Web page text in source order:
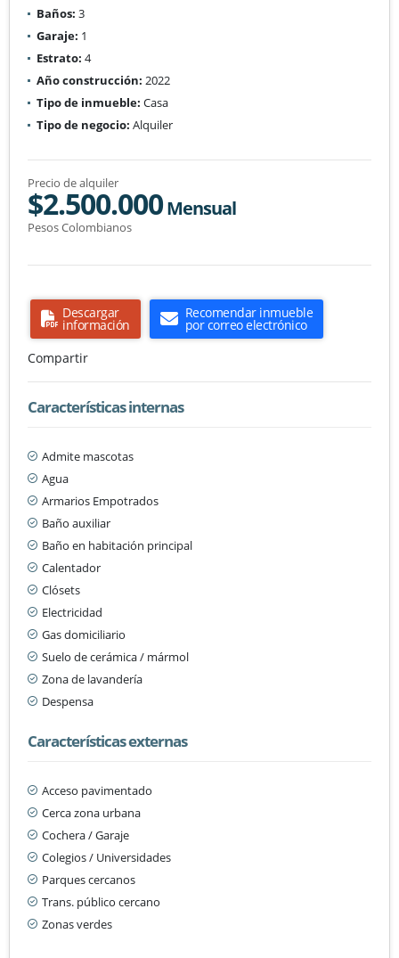
Baños: 3
Garaje: 1
Estrato: 4
Año construcción: 2022
Tipo de inmueble: Casa
Tipo de negocio: Alquiler
Precio de alquiler
$2.500.000Mensual
Pesos Colombianos
Descargar
información
Recomendar inmueble
por correo electrónico
Compartir
Características internas
Admite mascotas
Agua
Armarios Empotrados
Baño auxiliar
Baño en habitación principal
Calentador
Clósets
Electricidad
Gas domiciliario
Suelo de cerámica / mármol
Zona de lavandería
Despensa
Características externas
Acceso pavimentado
Cerca zona urbana
Cochera / Garaje
Colegios / Universidades
Parques cercanos
Trans. público cercano
Zonas verdes